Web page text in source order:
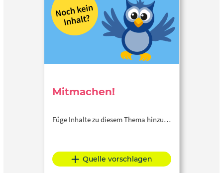
Mitmachen!
Füge Inhalte zu diesem Thema hinzu…
Quelle vorschlagen